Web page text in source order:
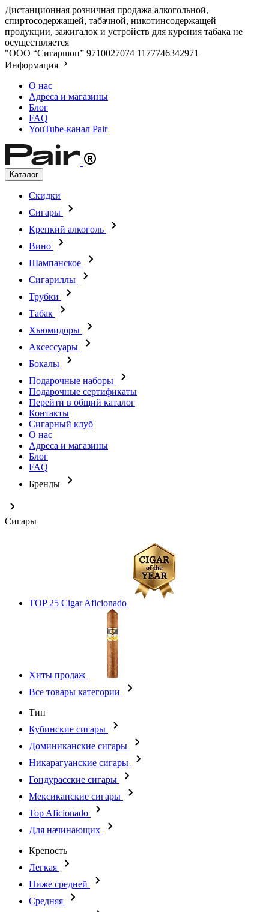
Дистанционная розничная продажа алкогольной,
спиртосодержащей, табачной, никотинсодержащей
продукции, зажигалок и устройств для курения табака не
осуществляется
"ООО “Сигаршоп” 9710027074 1177746342971
Информация
О нас
Адреса и магазины
Блог
FAQ
YouTube-канал Pair
Каталог
Скидки
Сигары
Крепкий алкоголь
Вино
Шампанское
Сигариллы
Трубки
Табак
Хьюмидоры
Аксессуары
Бокалы
Подарочные наборы
Подарочные сертификаты
Перейти в общий каталог
Контакты
Сигарный клуб
О нас
Адреса и магазины
Блог
FAQ
Бренды
Сигары
TOP 25 Cigar Aficionado
Хиты продаж
Все товары категории
Тип
Кубинские сигары
Доминиканские сигары
Никарагуанские сигары
Гондурасские сигары
Мексиканские сигары
Top Aficionado
Для начинающих
Крепость
Легкая
Ниже средней
Средняя